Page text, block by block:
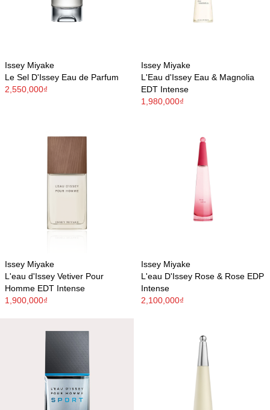
Issey Miyake
Le Sel D'Issey Eau de Parfum
2,550,000₫
Issey Miyake
L'Eau d'Issey Eau & Magnolia
EDT Intense
1,980,000₫
Issey Miyake
L'eau d'Issey Vetiver Pour
Homme EDT Intense
1,900,000₫
Issey Miyake
L'eau D'Issey Rose & Rose EDP
Intense
2,100,000₫